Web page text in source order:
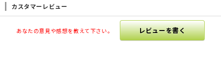
カスタマーレビュー
あなたの意見や感想を教えて下さい。 レビューを書く